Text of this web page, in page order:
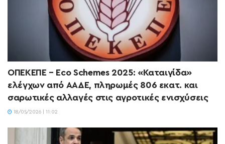
ΟΠΕΚΕΠΕ – Eco Schemes 2025: «Καταιγίδα»
ελέγχων από ΑΑΔΕ, πληρωμές 806 εκατ. και
σαρωτικές αλλαγές στις αγροτικές ενισχύσεις
18/05/2026 | 11:02